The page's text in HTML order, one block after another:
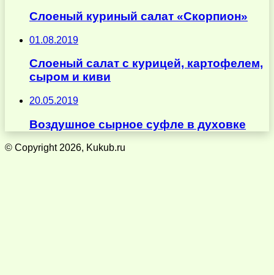
Слоеный куриный салат «Скорпион»
01.08.2019
Слоеный салат с курицей, картофелем,
сыром и киви
20.05.2019
Воздушное сырное суфле в духовке
© Copyright 2026, Kukub.ru